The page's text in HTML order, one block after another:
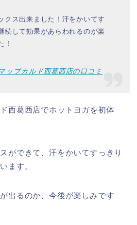
クス出来ました！汗をかいてす
続して効果があらわれるのが楽
！
ップカルド西葛西店の口コミ
西葛西店でホットヨガを初体
ができて、汗をかいてすっきり
ます。
出るのか、今後が楽しみです